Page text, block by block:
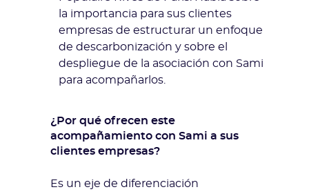
la importancia para sus clientes
empresas de estructurar un enfoque
de descarbonización y sobre el
despliegue de la asociación con Sami
para acompañarlos.
¿Por qué ofrecen este
acompañamiento con Sami a sus
clientes empresas?
Es un eje de diferenciación